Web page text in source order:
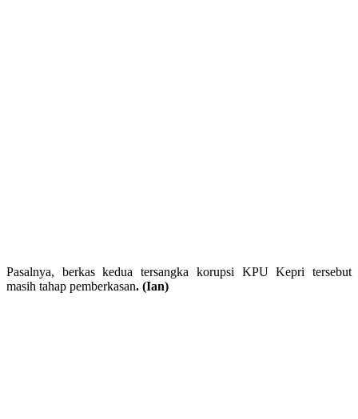
Pasalnya, berkas kedua tersangka korupsi KPU Kepri tersebut
masih tahap pemberkasan. (Ian)